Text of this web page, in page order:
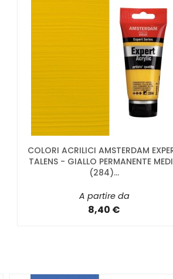
COLORI ACRILICI AMSTERDAM
TALENS - GIALLO PERMANENTE
(284)...
A partire da
8,40 €